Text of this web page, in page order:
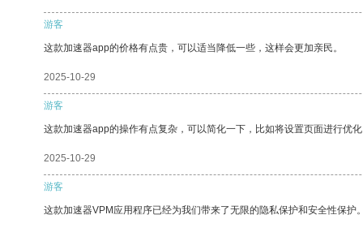
游客
这款加速器app的价格有点贵，可以适当降低一些，这样会更加亲民。
2025-10-29
游客
这款加速器app的操作有点复杂，可以简化一下，比如将设置页面进行优
2025-10-29
游客
这款加速器VPM应用程序已经为我们带来了无限的隐私保护和安全性保护